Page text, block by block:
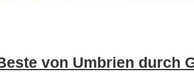
von Umbrien durch